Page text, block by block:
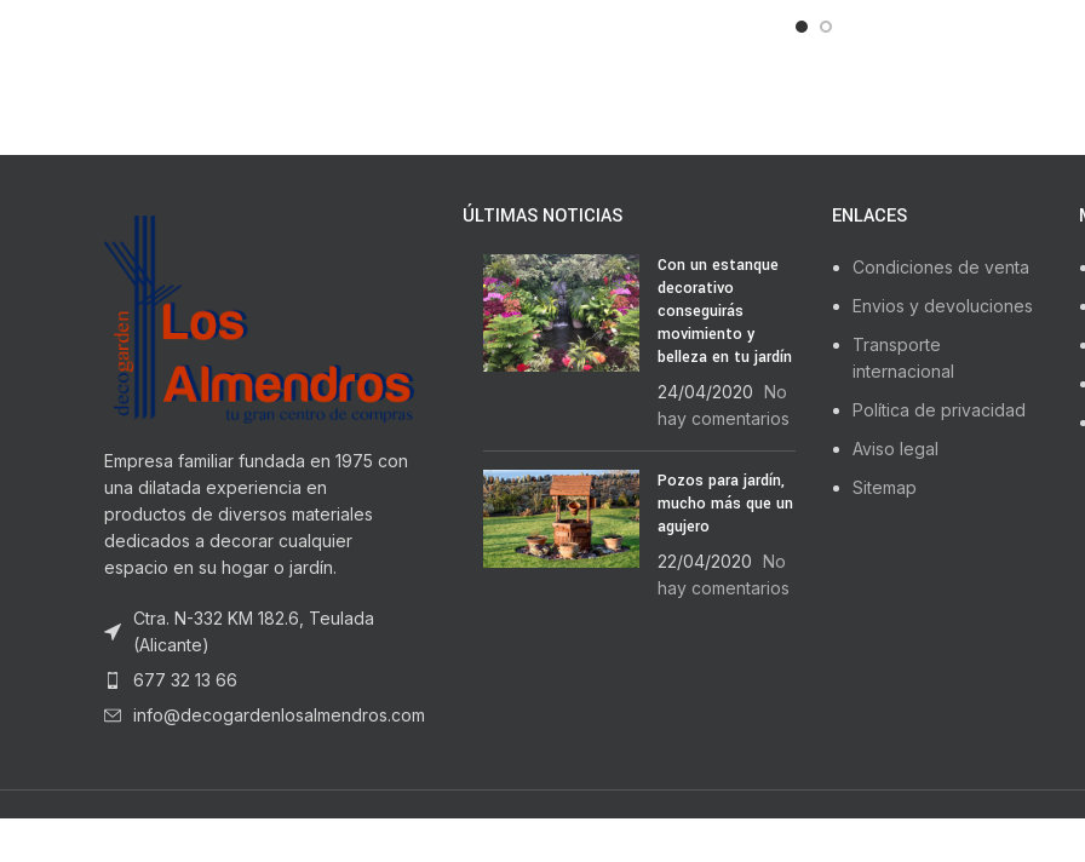
Empresa familiar fundada en 1975 con
una dilatada experiencia en
productos de diversos materiales
dedicados a decorar cualquier
espacio en su hogar o jardín.
Ctra. N-332 KM 182.6, Teulada
(Alicante)
677 32 13 66
info@decogardenlosalmendros.com
ÚLTIMAS NOTICIAS
Con un estanque
decorativo
conseguirás
movimiento y
belleza en tu jardín
24/04/2020 No
hay comentarios
Pozos para jardín,
mucho más que un
agujero
22/04/2020 No
hay comentarios
ENLACES
Condiciones de venta
Envios y devoluciones
Transporte
internacional
Política de privacidad
Aviso legal
Sitemap